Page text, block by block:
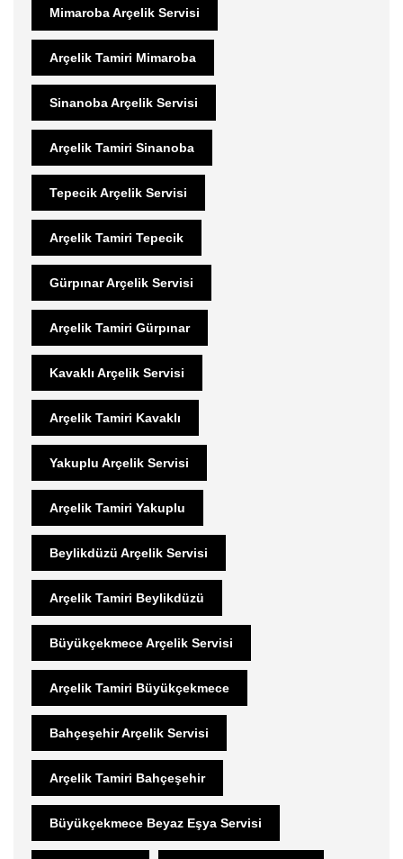
Mimaroba Arçelik Servisi
Arçelik Tamiri Mimaroba
Sinanoba Arçelik Servisi
Arçelik Tamiri Sinanoba
Tepecik Arçelik Servisi
Arçelik Tamiri Tepecik
Gürpınar Arçelik Servisi
Arçelik Tamiri Gürpınar
Kavaklı Arçelik Servisi
Arçelik Tamiri Kavaklı
Yakuplu Arçelik Servisi
Arçelik Tamiri Yakuplu
Beylikdüzü Arçelik Servisi
Arçelik Tamiri Beylikdüzü
Büyükçekmece Arçelik Servisi
Arçelik Tamiri Büyükçekmece
Bahçeşehir Arçelik Servisi
Arçelik Tamiri Bahçeşehir
Büyükçekmece Beyaz Eşya Servisi